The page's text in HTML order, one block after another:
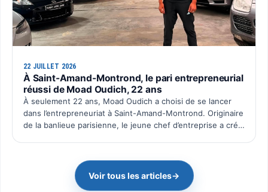
22 JUILLET 2026
À Saint-Amand-Montrond, le pari entrepreneurial
réussi de Moad Oudich, 22 ans
À seulement 22 ans, Moad Oudich a choisi de se lancer
dans l’entrepreneuriat à Saint-Amand-Montrond. Originaire
de la banlieue parisienne, le jeune chef d’entreprise a créé
Voir tous les articles→